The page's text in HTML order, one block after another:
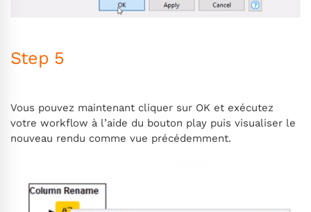
Step 5
Vous pouvez maintenant cliquer sur OK et exécutez
votre workflow à l’aide du bouton play puis visualiser le
nouveau rendu comme vue précédemment.